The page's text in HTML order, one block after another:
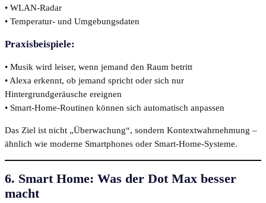
• WLAN-Radar
• Temperatur- und Umgebungsdaten
Praxisbeispiele:
• Musik wird leiser, wenn jemand den Raum betritt
• Alexa erkennt, ob jemand spricht oder sich nur
Hintergrundgeräusche ereignen
• Smart-Home-Routinen können sich automatisch anpassen
Das Ziel ist nicht „Überwachung“, sondern Kontextwahrnehmung –
ähnlich wie moderne Smartphones oder Smart-Home-Systeme.
6. Smart Home: Was der Dot Max besser
macht